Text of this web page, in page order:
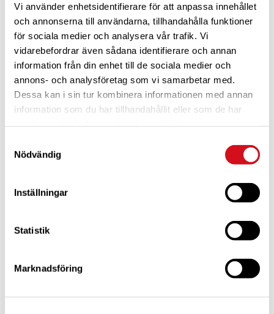
Vi använder enhetsidentifierare för att anpassa innehållet
och annonserna till användarna, tillhandahålla funktioner
för sociala medier och analysera vår trafik. Vi
vidarebefordrar även sådana identifierare och annan
information från din enhet till de sociala medier och
annons- och analysföretag som vi samarbetar med.
Dessa kan i sin tur kombinera informationen med annan
information som du har tillhandahållit eller som de har
Nödvändig
Inställningar
Statistik
Marknadsföring
För dig som är blivande ny medlemTa del av alla förmåner.
Bli medlem idag.
Logga in med hjälp av formuläret och följ anvisningarna.